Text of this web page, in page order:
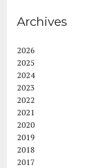
Archives
2026
2025
2024
2023
2022
2021
2020
2019
2018
2017